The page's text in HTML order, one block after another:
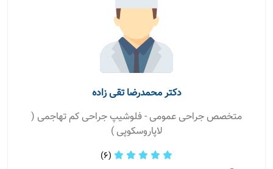
دکتر محمدرضا تقی زاده
متخصص جراحی عمومی - فلوشیپ جراحی کم تهاجمی (
لاپاروسکوپی )
(6)